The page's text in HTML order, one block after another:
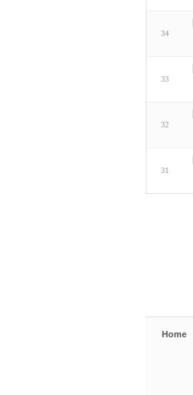
34
33
32
31
Home